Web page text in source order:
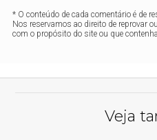
* O conteúdo de cada comentário é de
Nos reservamos ao direito de reprovar
com o propósito do site ou que
Veja